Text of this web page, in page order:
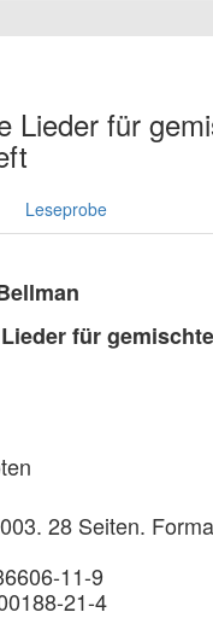
Lieder für
Leseprobe
für
28 Seiten.
11-9
21-4